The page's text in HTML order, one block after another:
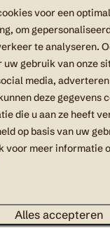
2
2
drogen
Toon meer ↓
voor een
om
te analyseren.
gebruik van onze
media,
deze gegevens
die u aan ze heeft
op basis van uw
voor meer informatie
Alles accepteren